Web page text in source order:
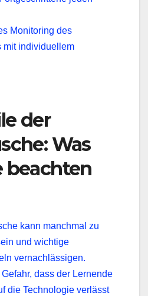
Monitoring des
mit individuellem
der
Was
beachten
kann manchmal zu
und wichtige
vernachlässigen.
dass der Lernende
die Technologie verlässt